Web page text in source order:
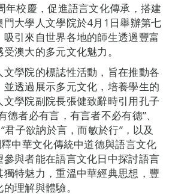
年校慶，促進語言文化傳承，搭建
門大學人文學院於4月1日舉辦第七
引來自世界各地的師生透過豐富
澳大的多元文化魅力。
學院的標誌性活動，旨在推動各
透過展示多元文化，培養學生的
學院副院長張健致辭時引用孔子
者必有言，有言者不必有德”、
君子欲訥於言，而敏於行”，以及
中華文化傳統中道德與語言文化
與者能在語言文化日中探討語言
特魅力，重溫中華經典思想，豐
理解與體驗。